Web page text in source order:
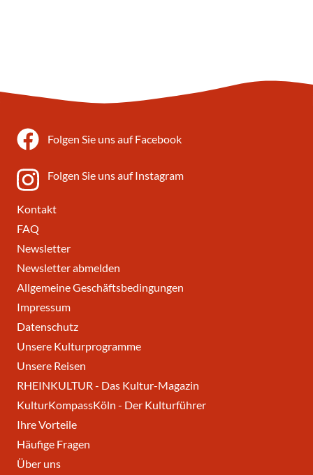
Folgen Sie uns auf Facebook
Folgen Sie uns auf Instagram
Kontakt
FAQ
Newsletter
Newsletter abmelden
Allgemeine Geschäftsbedingungen
Impressum
Datenschutz
Unsere Kulturprogramme
Unsere Reisen
RHEINKULTUR - Das Kultur-Magazin
KulturKompassKöln - Der Kulturführer
Ihre Vorteile
Häufige Fragen
Über uns